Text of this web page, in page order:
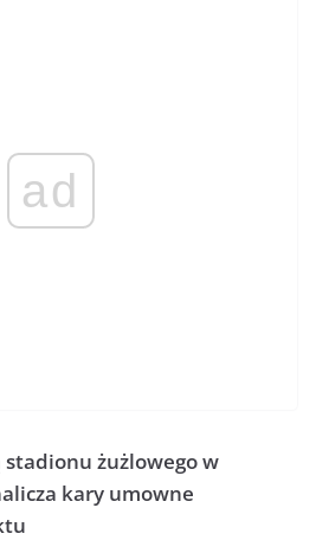
ad
żużlowego w
kary umowne